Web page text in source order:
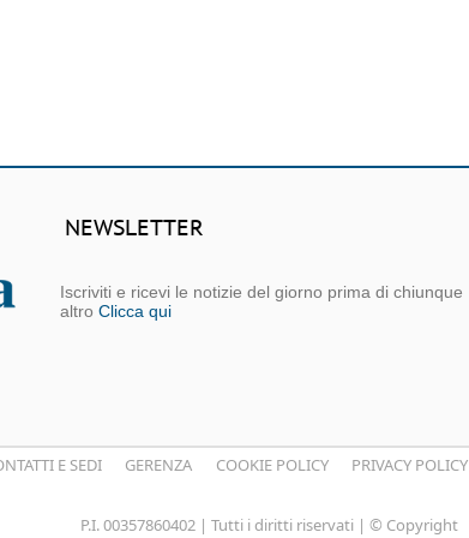
NEWSLETTER
Iscriviti e ricevi le notizie del giorno prima di chiunque
altro Clicca qui
E SEDI GERENZA COOKIE POLICY PRIVACY POLICY
P.I. 00357860402 | Tutti i diritti riservati | © Copyright